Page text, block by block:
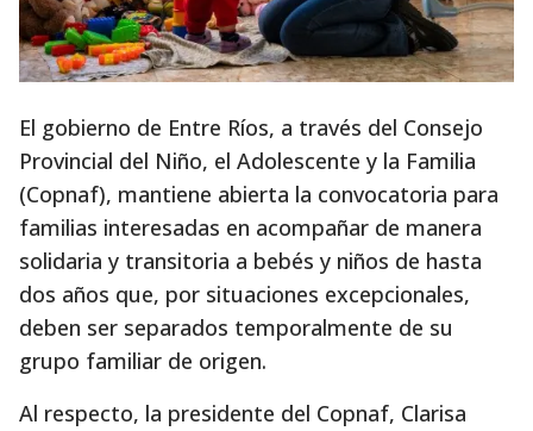
El gobierno de Entre Ríos, a través del Consejo
Provincial del Niño, el Adolescente y la Familia
(Copnaf), mantiene abierta la convocatoria para
familias interesadas en acompañar de manera
solidaria y transitoria a bebés y niños de hasta
dos años que, por situaciones excepcionales,
deben ser separados temporalmente de su
grupo familiar de origen.
Al respecto, la presidente del Copnaf, Clarisa